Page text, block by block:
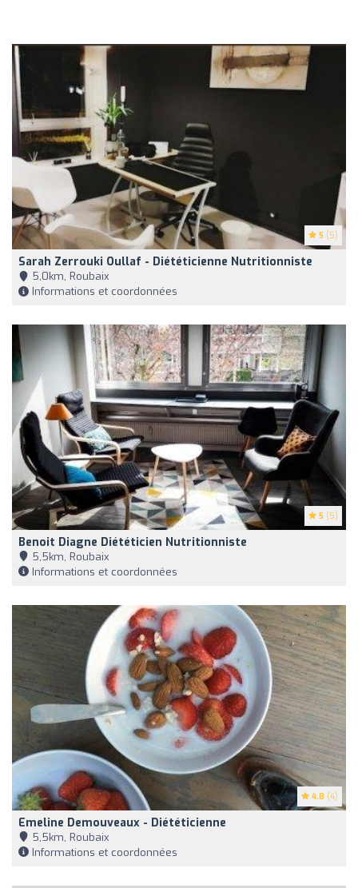
5 (5)
Sarah Zerrouki Oullaf - Diététicienne Nutritionniste
5,0km, Roubaix
Informations et coordonnées
5 (5)
Benoit Diagne Diététicien Nutritionniste
5,5km, Roubaix
Informations et coordonnées
4.8 (4)
Emeline Demouveaux - Diététicienne
5,5km, Roubaix
Informations et coordonnées